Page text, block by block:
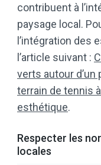
contribuent à
paysage local.
l’intégration des
l’article suivant :
verts autour
terrain de tennis
esthétique.
Respecter les
locales